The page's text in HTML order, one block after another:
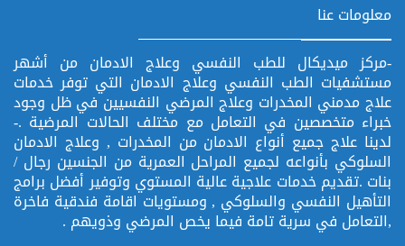
معلومات عنا
-مركز ميديكال للطب النفسي وعلاج الادمان من أشهر
مستشفيات الطب النفسي وعلاج الادمان التي توفر خدمات
علاج مدمني المخدرات وعلاج المرضي النفسيين في ظل وجود
خبراء متخصصين في التعامل مع مختلف الحالات المرضية .-
لدينا علاج جميع أنواع الادمان من المخدرات , وعلاج الادمان
السلوكي بأنواعه لجميع المراحل العمرية من الجنسين رجال /
بنات .تقديم خدمات علاجية عالية المستوي وتوفير أفضل برامج
التأهيل النفسي والسلوكي , ومستويات اقامة فندقية فاخرة
,التعامل في سرية تامة فيما يخص المرضي وذويهم .